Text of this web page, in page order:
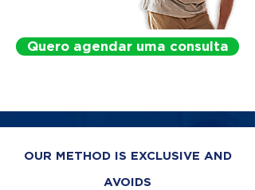
Quero agendar uma consulta
OUR METHOD IS EXCLUSIVE AND
AVOIDS